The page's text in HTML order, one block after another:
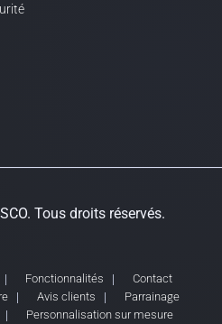
Tous droits réservés.
Fonctionnalités
Contact
Avis clients
Parrainage
Personnalisation sur mesure